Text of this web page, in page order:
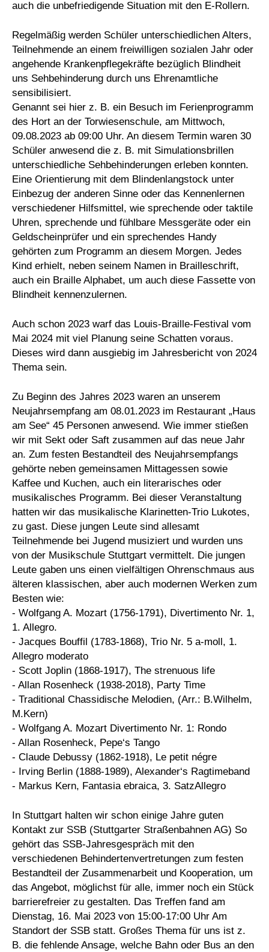
auch die unbefriedigende Situation mit den E-Rollern.
Regelmäßig werden Schüler unterschiedlichen Alters,
Teilnehmende an einem freiwilligen sozialen Jahr oder
angehende Krankenpflegekräfte bezüglich Blindheit
uns Sehbehinderung durch uns Ehrenamtliche
sensibilisiert.
Genannt sei hier z. B. ein Besuch im Ferienprogramm
des Hort an der Torwiesenschule, am Mittwoch,
09.08.2023 ab 09:00 Uhr. An diesem Termin waren 30
Schüler anwesend die z. B. mit Simulationsbrillen
unterschiedliche Sehbehinderungen erleben konnten.
Eine Orientierung mit dem Blindenlangstock unter
Einbezug der anderen Sinne oder das Kennenlernen
verschiedener Hilfsmittel, wie sprechende oder taktile
Uhren, sprechende und fühlbare Messgeräte oder ein
Geldscheinprüfer und ein sprechendes Handy
gehörten zum Programm an diesem Morgen. Jedes
Kind erhielt, neben seinem Namen in Brailleschrift,
auch ein Braille Alphabet, um auch diese Fassette von
Blindheit kennenzulernen.
Auch schon 2023 warf das Louis-Braille-Festival vom
Mai 2024 mit viel Planung seine Schatten voraus.
Dieses wird dann ausgiebig im Jahresbericht von 2024
Thema sein.
Zu Beginn des Jahres 2023 waren an unserem
Neujahrsempfang am 08.01.2023 im Restaurant „Haus
am See“ 45 Personen anwesend. Wie immer stießen
wir mit Sekt oder Saft zusammen auf das neue Jahr
an. Zum festen Bestandteil des Neujahrsempfangs
gehörte neben gemeinsamen Mittagessen sowie
Kaffee und Kuchen, auch ein literarisches oder
musikalisches Programm. Bei dieser Veranstaltung
hatten wir das musikalische Klarinetten-Trio Lukotes,
zu gast. Diese jungen Leute sind allesamt
Teilnehmende bei Jugend musiziert und wurden uns
von der Musikschule Stuttgart vermittelt. Die jungen
Leute gaben uns einen vielfältigen Ohrenschmaus aus
älteren klassischen, aber auch modernen Werken zum
Besten wie:
- Wolfgang A. Mozart (1756-1791), Divertimento Nr. 1,
1. Allegro.
- Jacques Bouffil (1783-1868), Trio Nr. 5 a-moll, 1.
Allegro moderato
- Scott Joplin (1868-1917), The strenuous life
- Allan Rosenheck (1938-2018), Party Time
- Traditional Chassidische Melodien, (Arr.: B.Wilhelm,
M.Kern)
- Wolfgang A. Mozart Divertimento Nr. 1: Rondo
- Allan Rosenheck, Pepe‘s Tango
- Claude Debussy (1862-1918), Le petit négre
- Irving Berlin (1888-1989), Alexander‘s Ragtimeband
- Markus Kern, Fantasia ebraica, 3. SatzAllegro
In Stuttgart halten wir schon einige Jahre guten
Kontakt zur SSB (Stuttgarter Straßenbahnen AG) So
gehört das SSB-Jahresgespräch mit den
verschiedenen Behindertenvertretungen zum festen
Bestandteil der Zusammenarbeit und Kooperation, um
das Angebot, möglichst für alle, immer noch ein Stück
barrierefreier zu gestalten. Das Treffen fand am
Dienstag, 16. Mai 2023 von 15:00-17:00 Uhr Am
Standort der SSB statt. Großes Thema für uns ist z.
B. die fehlende Ansage, welche Bahn oder Bus an den